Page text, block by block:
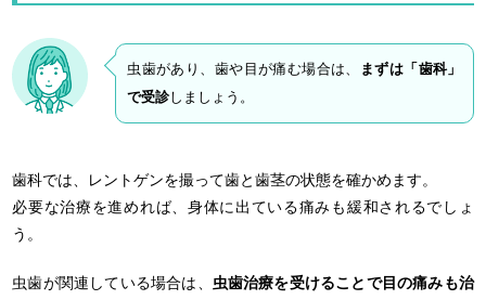
虫歯があり、歯や目が痛む場合は、
まずは「歯科」
で受診しましょう。
歯科では、レントゲンを撮って歯と歯茎の状態を確かめます。
必要な治療を進めれば、身体に出ている痛みも緩和されるでしょ
う。
虫歯が関連している場合は、 虫歯治療を受けることで目の痛みも治